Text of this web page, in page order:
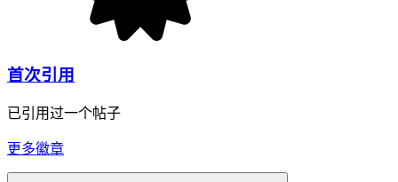
首次引用
已引用过一个帖子
更多徽章